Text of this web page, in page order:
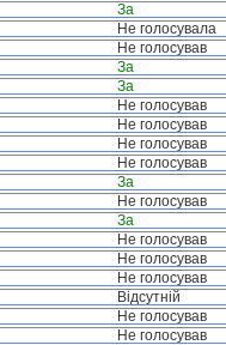
За
Не голосувала
Не голосував
За
За
Не голосував
Не голосував
Не голосував
Не голосував
За
Не голосував
За
Не голосував
Не голосував
Не голосував
Відсутній
Не голосував
Не голосував